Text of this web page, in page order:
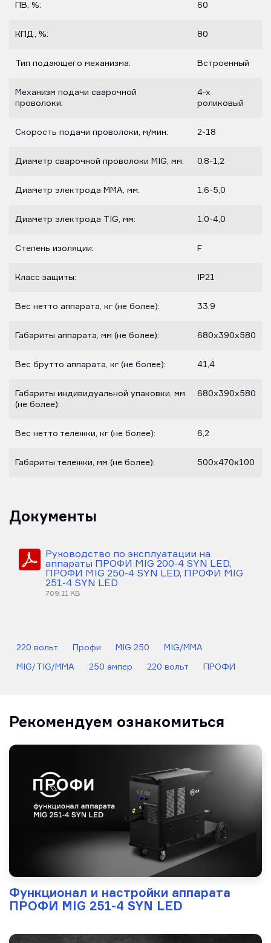
ПВ, %: 60
КПД, %: 80
Тип подающего механизма: Встроенный
Механизм подачи сварочной
проволоки:
4-х
роликовый
Скорость подачи проволоки, м/мин: 2-18
Диаметр сварочной проволоки MIG, мм: 0,8-1,2
Диаметр электрода ММА, мм: 1,6-5,0
Диаметр электрода TIG, мм: 1,0-4,0
Степень изоляции: F
Класс защиты: IP21
Вес нетто аппарата, кг (не более): 33,9
Габариты аппарата, мм (не более): 680х390х580
Вес брутто аппарата, кг (не более): 41,4
Габариты индивидуальной упаковки, мм
(не более):
680х390х580
Вес нетто тележки, кг (не более): 6,2
Габариты тележки, мм (не более): 500х470х100
Документы
Руководство по эксплуатации на
аппараты ПРОФИ MIG 200-4 SYN LED,
ПРОФИ MIG 250-4 SYN LED, ПРОФИ MIG
251-4 SYN LED
709.11 KB
220 вольт Профи MIG 250 MIG/MMA
MIG/TIG/MMA 250 ампер 220 вольт ПРОФИ
Рекомендуем ознакомиться
Функционал и настройки аппарата
ПРОФИ MIG 251-4 SYN LED